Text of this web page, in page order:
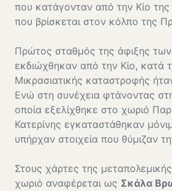
που κατάγονταν από την Κίο
που βρίσκεται στον κόλπο της
Πρώτος σταθμός της άφιξης
εκδιώχθηκαν από την Κίο, κατά
Μικρασιατικής καταστροφής
Ενώ στη συνέχεια φτάνοντας
οποία εξελίχθηκε στο χωριό
Κατερίνης εγκαταστάθηκαν
υπήρχαν στοιχεία που θύμιζαν
Στους χάρτες της
χωριό αναφέρεται ως Σκάλα